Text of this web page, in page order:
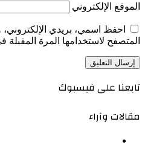
الموقع الإلكتروني
احفظ اسمي، بريدي الإلكتروني،
المتصفح لاستخدامها المرة المقبلة
تابعنا على فيسبوك
مقالات وآراء